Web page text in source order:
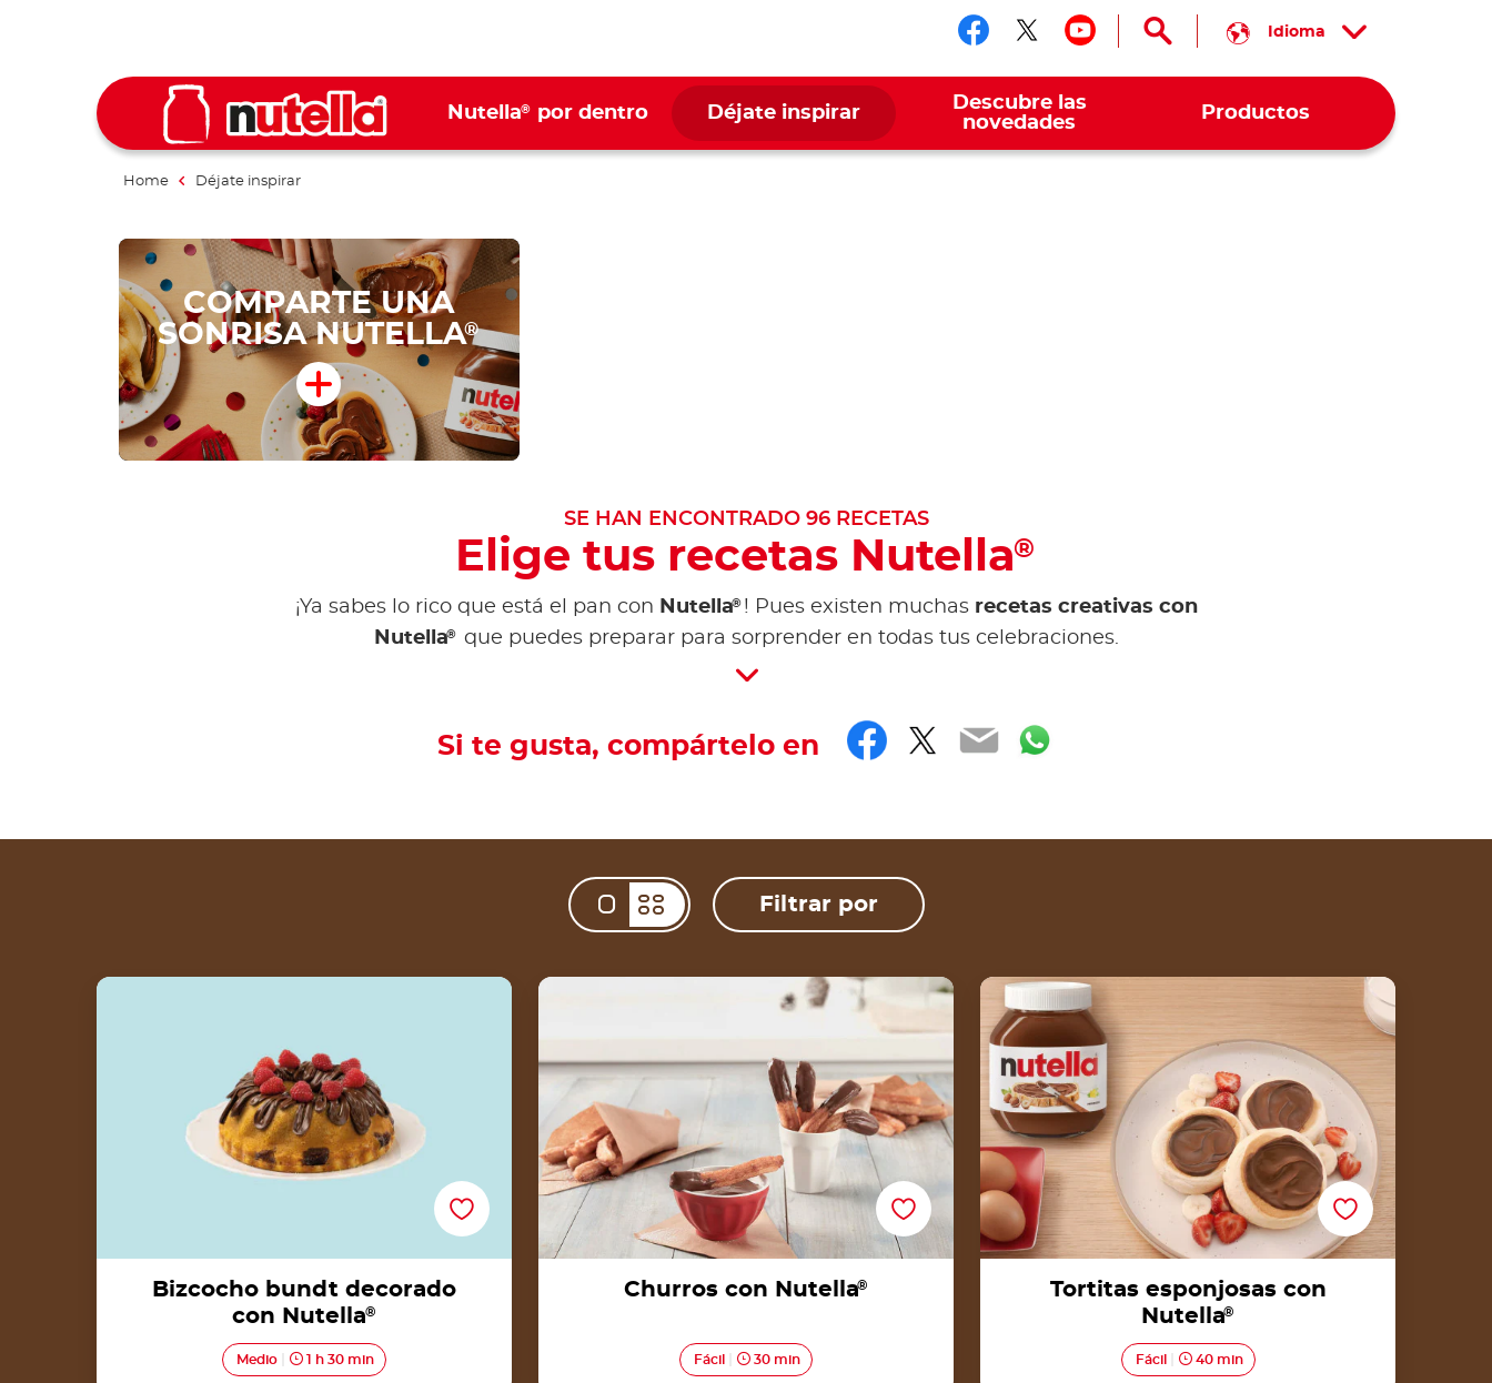
Síguenos en facebook
Síguenos en twitter
Síguenos en youtube
Idioma
Nutella® por dentro Déjate inspirar
Descubre las
novedades
Productos
Home Déjate inspirar
COMPARTE UNA
SONRISA NUTELLA®
SE HAN ENCONTRADO 96RECETAS
Elige tus recetas Nutella®
¡Ya sabes lo rico que está el pan con Nutella® ! Pues existen muchas recetas creativas con
Nutella® que puedes preparar para sorprender en todas tus celebraciones.
Si te gusta, compártelo en Facebook
Twitter
EmailWhatsApp
Change view mode of recipe list
Filtrar por
Bizcocho bundt decorado
con Nutella®
Medio 1 h 30 min
Churros con Nutella®
Churros con Nutella®
Fácil 30 min
Tortitas esponjosas con Nutella®
Tortitas esponjosas con
Nutella®
Fácil 40 min